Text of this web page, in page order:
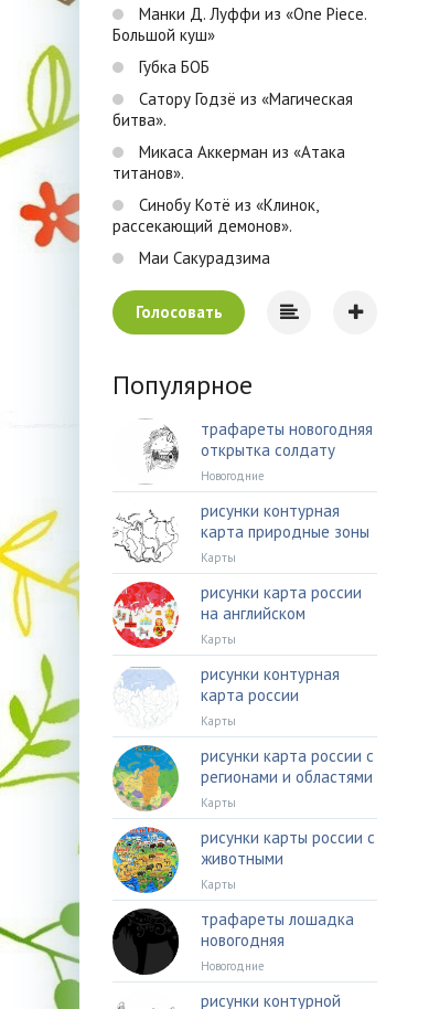
Манки Д. Луффи из «One Piece.
Большой куш»
Губка БОБ
Сатору Годзё из «Магическая
битва».
Микаса Аккерман из «Атака
титанов».
Синобу Котё из «Клинок,
рассекающий демонов».
Маи Сакурадзима
Голосовать
Популярное
трафареты новогодняя
открытка солдату
Новогодние
рисунки контурная
карта природные зоны
Карты
рисунки карта россии
на английском
Карты
рисунки контурная
карта россии
Карты
рисунки карта россии с
регионами и областями
Карты
рисунки карты россии с
животными
Карты
трафареты лошадка
новогодняя
Новогодние
рисунки контурной